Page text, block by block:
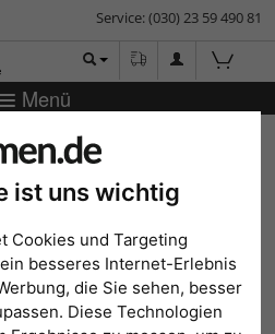
ist uns wichtig
Cookies und Targeting
besseres Internet-Erlebnis
die Sie sehen, besser
Diese Technologien
Service: (030) 23 59 490 81
Menü
Bilderrahmen
cm, 13x18 cm
aus Holz
10x15 cm,